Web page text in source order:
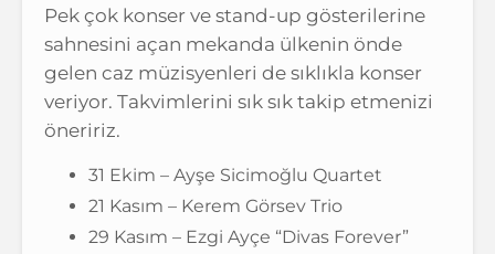
Pek çok konser ve stand-up gösterilerine
sahnesini açan mekanda ülkenin önde
gelen caz müzisyenleri de sıklıkla konser
veriyor. Takvimlerini sık sık takip etmenizi
öneririz.
31 Ekim – Ayşe Sicimoğlu Quartet
21 Kasım – Kerem Görsev Trio
29 Kasım – Ezgi Ayçe “Divas Forever”